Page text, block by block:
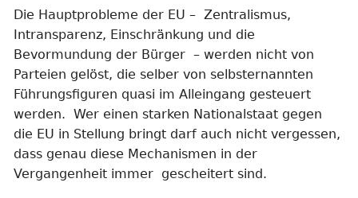
Die Hauptprobleme der EU – Zentralismus,
Intransparenz, Einschränkung und die
Bevormundung der Bürger – werden nicht von
Parteien gelöst, die selber von selbsternannten
Führungsfiguren quasi im Alleingang gesteuert
werden. Wer einen starken Nationalstaat gegen
die EU in Stellung bringt darf auch nicht vergessen,
dass genau diese Mechanismen in der
Vergangenheit immer gescheitert sind.